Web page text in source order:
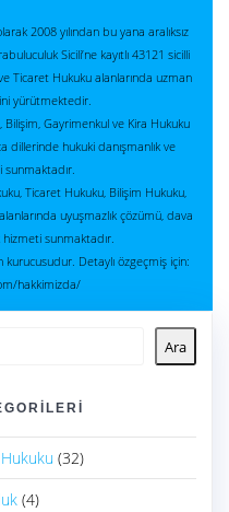
2008 yılından bu yana aralıksız
Sicili’ne kayıtlı 43121 sicilli
Ticaret Hukuku alanlarında uzman
yürütmektedir.
Bilişim, Gayrimenkul ve Kira Hukuku
dillerinde hukuki danışmanlık ve
Ticaret Hukuku, Bilişim Hukuku,
uyuşmazlık çözümü, dava
hizmeti sunmaktadır.
Detaylı özgeçmiş için:
hakkimizda/
Ara
(32)
(4)